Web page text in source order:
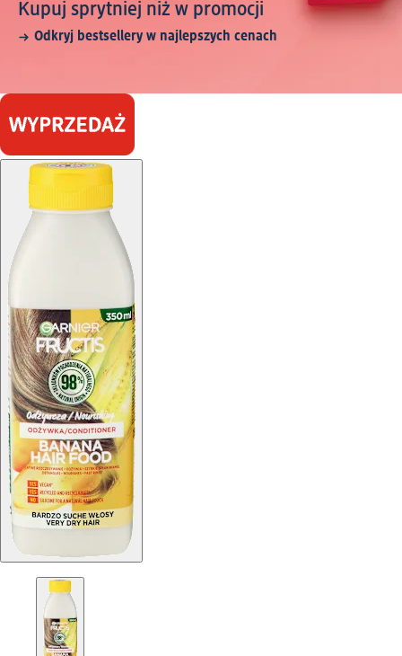
Kupuj sprytniej niż w promocji
Odkryj bestsellery w najlepszych cenach